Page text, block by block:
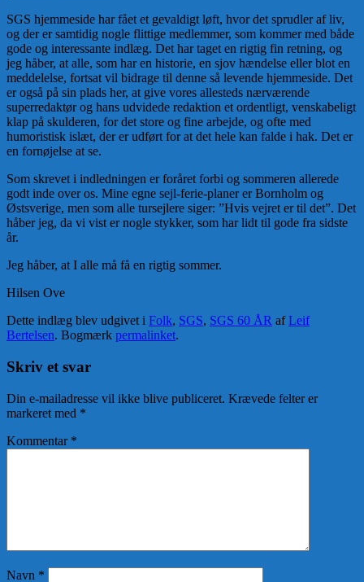
SGS hjemmeside har fået et gevaldigt løft, hvor det sprudler af liv,
og der er samtidig nogle flittige medlemmer, som kommer med både
gode og interessante indlæg. Det har taget en rigtig fin retning, og
jeg håber, at alle, som har en historie, en sjov hændelse eller blot en
meddelelse, fortsat vil bidrage til denne så levende hjemmeside. Det
er også på sin plads her, at give vores allesteds nærværende
superredaktør og hans udvidede redaktion et ordentligt, venskabeligt
klap på skulderen, for det store og fine arbejde, og ofte med
humoristisk islæt, der er udført for at det hele kan falde i hak. Det er
en fornøjelse at se.
Som skrevet i indledningen er foråret forbi og sommeren allerede
godt inde over os. Mine egne sejl-ferie-planer er Bornholm og
Østsverige, men som alle tursejlere siger: ”Hvis vejret er til det”. Det
håber jeg, da vi vist er nogle stykker, som har lidt til gode fra sidste
år.
Jeg håber, at I alle må få en rigtig sommer.
Hilsen Ove
Dette indlæg blev udgivet i Folk, SGS, SGS 60 ÅR afLeif
Bertelsen. Bogmærk permalinket.
Skriv et svar
Din e-mailadresse vil ikke blive publiceret. Krævede felter er
markeret med *
Kommentar *
Navn *